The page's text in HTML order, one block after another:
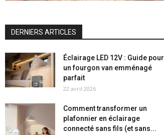
DERNIERS ARTICLES
Éclairage LED 12V : Guide pour
un fourgon van emménagé
parfait
22 avril 2026
Comment transformer un
plafonnier en éclairage
connecté sans fils (et sans...